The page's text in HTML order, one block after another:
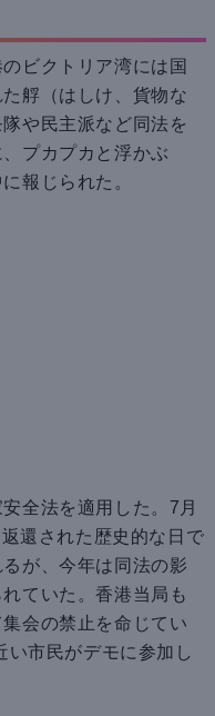
ビクトリア湾には国
艀（はしけ、貨物な
や民主派など同法を
プカプカと浮かぶ
報じられた。
全法を適用した。7月
還された歴史的な日で
が、今年は同法の影
ていた。香港当局も
会の禁止を命じてい
い市民がデモに参加し